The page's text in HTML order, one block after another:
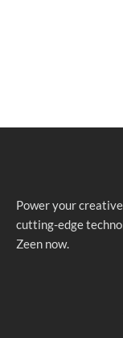
Power your
cutting-edge
Zeen now.